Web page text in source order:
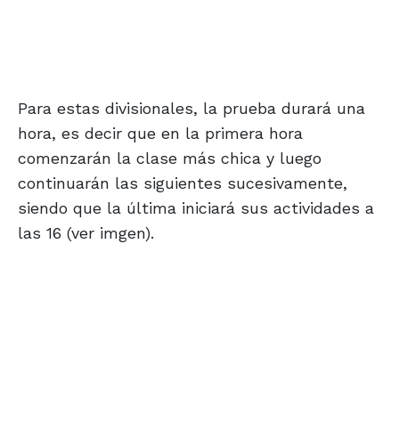
Para estas divisionales, la prueba durará una
hora, es decir que en la primera hora
comenzarán la clase más chica y luego
continuarán las siguientes sucesivamente,
siendo que la última iniciará sus actividades a
las 16 (ver imgen).